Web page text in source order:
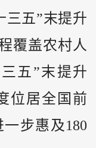
三五”末提升
覆盖农村人
五”末提升
位居全国前
步惠及180